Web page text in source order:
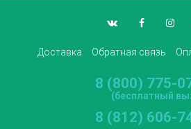
Доставка Обратная связь
8 (800) 775-
(бесплатный
8 (812) 606-